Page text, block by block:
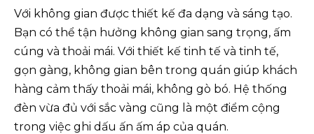
Với không gian được thiết kế đa dạng và sáng tạo.
Bạn có thể tận hưởng không gian sang trọng, ấm
cúng và thoải mái. Với thiết kế tinh tế và tinh tế,
gọn gàng, không gian bên trong quán giúp khách
hàng cảm thấy thoải mái, không gò bó. Hệ thống
đèn vừa đủ với sắc vàng cũng là một điểm cộng
trong việc ghi dấu ấn ấm áp của quán.